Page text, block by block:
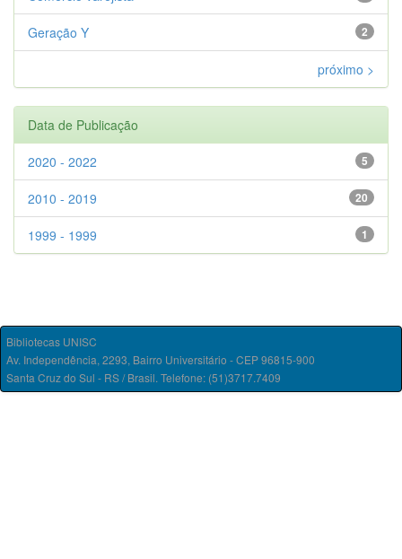
2
Geração Y
próximo >
Data de Publicação
5
2020 - 2022
20
2010 - 2019
1
1999 - 1999
Bibliotecas UNISC
Av. Independência, 2293, Bairro Universitário - CEP 96815-900
Santa Cruz do Sul - RS / Brasil. Telefone: (51)3717.7409